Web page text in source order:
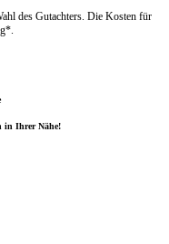
des Gutachters. Die Kosten für
in Ihrer Nähe!